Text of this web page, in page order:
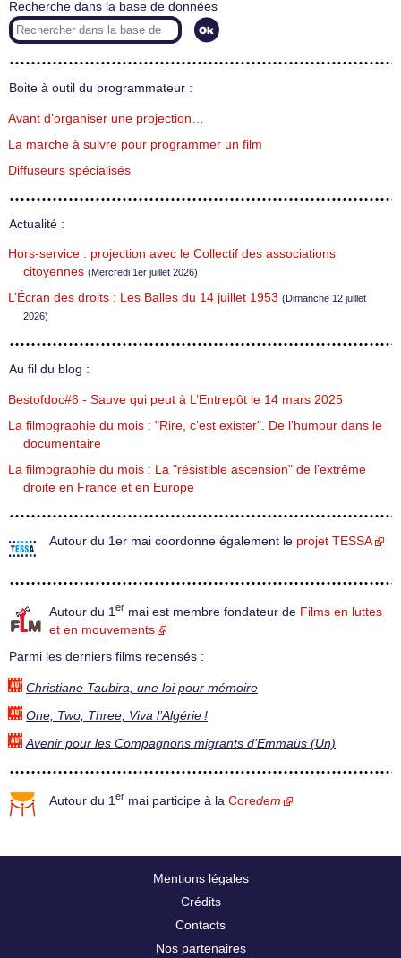
Recherche dans la base de données
Boite à outil du programmateur :
Avant d’organiser une projection…
La marche à suivre pour programmer un film
Diffuseurs spécialisés
Actualité :
Hors-service : projection avec le Collectif des associations
citoyennes (Mercredi 1er juillet 2026)
L’Écran des droits : Les Balles du 14 juillet 1953 (Dimanche 12 juillet
2026)
Au fil du blog :
Bestofdoc#6 - Sauve qui peut à L’Entrepôt le 14 mars 2025
La filmographie du mois : "Rire, c’est exister". De l’humour dans le
documentaire
La filmographie du mois : La "résistible ascension" de l’extrême
droite en France et en Europe
Autour du 1er mai coordonne également le projet TESSA
Autour du 1 er mai est membre fondateur de Films en luttes
et en mouvements
Parmi les derniers films recensés :
Christiane Taubira, une loi pour mémoire
One, Two, Three, Viva l’Algérie !
Avenir pour les Compagnons migrants d’Emmaüs (Un)
Autour du 1 er mai participe à la Coredem
Mentions légales
Crédits
Contacts
Nos partenaires